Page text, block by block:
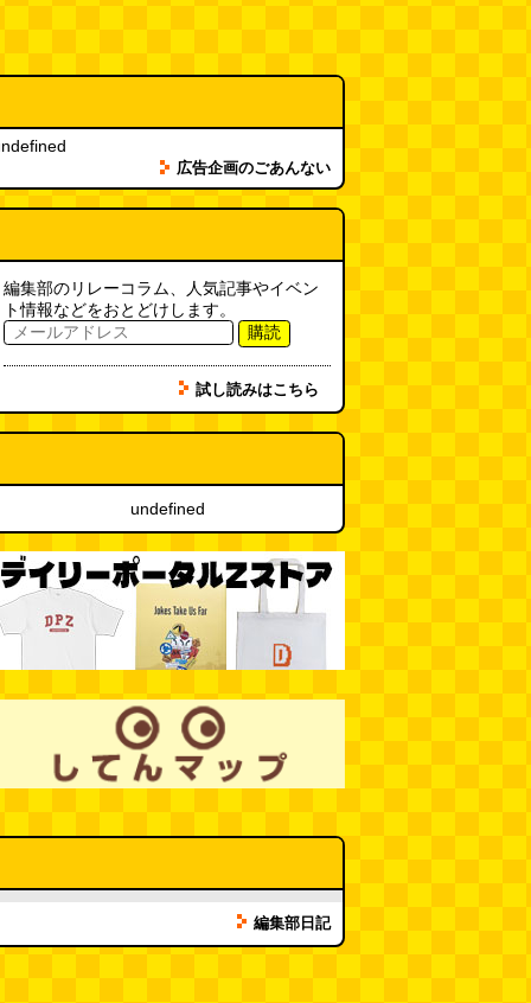
広告企画のごあんない
編集部のリレーコラム、人気記事やイベン
ト情報などをおとどけします。
購読
試し読みはこちら
undefined
編集部日記